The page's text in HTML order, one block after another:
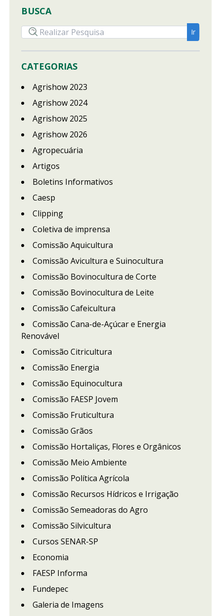
BUSCA
CATEGORIAS
Agrishow 2023
Agrishow 2024
Agrishow 2025
Agrishow 2026
Agropecuária
Artigos
Boletins Informativos
Caesp
Clipping
Coletiva de imprensa
Comissão Aquicultura
Comissão Avicultura e Suinocultura
Comissão Bovinocultura de Corte
Comissão Bovinocultura de Leite
Comissão Cafeicultura
Comissão Cana-de-Açúcar e Energia
Renovável
Comissão Citricultura
Comissão Energia
Comissão Equinocultura
Comissão FAESP Jovem
Comissão Fruticultura
Comissão Grãos
Comissão Hortaliças, Flores e Orgânicos
Comissão Meio Ambiente
Comissão Política Agrícola
Comissão Recursos Hídricos e Irrigação
Comissão Semeadoras do Agro
Comissão Silvicultura
Cursos SENAR-SP
Economia
FAESP Informa
Fundepec
Galeria de Imagens